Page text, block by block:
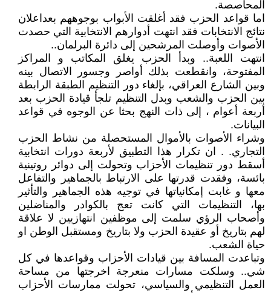
المحاصصة.
اما قواعد الحزب فقد أغلقت الأبواب بوجوههم بعداعلان
نتائج الانتخابات فقد انتهت أدوارهم الانتخابية التي حصدت
الأصوات وأوصلت المرشحين إلى دائرة البرلمان..
انتهت اللعبة.. وبدأ الحزب يغلق المكاتب و المراكز
المفتوحة، وانقطعت بذلك أواصر وجسور الاتصال بينه
وبين الشارع العراقي، بإلغاء دور التنظيم الطبقة الرابطة
بين الحزب والشعب وبدل التنظيم تلجأ قيادة الحزب بعد
أربعة أعوام ، إلى ذات النهج بحثا عن الوجوه في قواعد
البيانات.
وشراء الأصوات بالأموال المستحصلة من نشاط الحزب
التجاري. . ان تكرار هذا التطبيق لأربعة دورات انتخابية
أسقط دور تنظيمات الأحزاب وتحولت إلى دوائر روتينية
بائسة، وفقدت قدرتها على الارتباط بالجماهير والتفاعل
معها و غابت إمكانياتها في توجيه هذه الجماهير والتأثير
بها، التنظيمات التي كانت تعج بالكوادر والمناضلين
وأصحاب الرؤي سلمت إلى موظفين انتهازيين لا علاقة
لهم بتاريخ أو عقيدة الحزب ولا بتاريخ ومستقبل الوطن او
حياة الشعب.
وتباعدت المسافة بين قيادات الأحزاب وقواعدها في كل
شي.. وسلكت مسارات منعرجة اخرجتها من مساحة
العمل التنظيمي والسياسي، تحولت ممارسات الأحزاب